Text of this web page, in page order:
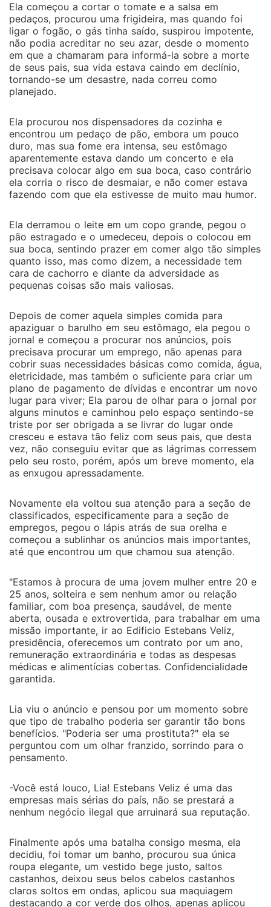
Ela começou a cortar o tomate e a salsa em
pedaços, procurou uma frigideira, mas quando foi
ligar o fogão, o gás tinha saído, suspirou impotente,
não podia acreditar no seu azar, desde o momento
em que a chamaram para informá-la sobre a morte
de seus pais, sua vida estava caindo em declínio,
tornando-se um desastre, nada correu como
planejado.
Ela procurou nos dispensadores da cozinha e
encontrou um pedaço de pão, embora um pouco
duro, mas sua fome era intensa, seu estômago
aparentemente estava dando um concerto e ela
precisava colocar algo em sua boca, caso contrário
ela corria o risco de desmaiar, e não comer estava
fazendo com que ela estivesse de muito mau humor.
Ela derramou o leite em um copo grande, pegou o
pão estragado e o umedeceu, depois o colocou em
sua boca, sentindo prazer em comer algo tão simples
quanto isso, mas como dizem, a necessidade tem
cara de cachorro e diante da adversidade as
pequenas coisas são mais valiosas.
Depois de comer aquela simples comida para
apaziguar o barulho em seu estômago, ela pegou o
jornal e começou a procurar nos anúncios, pois
precisava procurar um emprego, não apenas para
cobrir suas necessidades básicas como comida, água,
eletricidade, mas também o suficiente para criar um
plano de pagamento de dívidas e encontrar um novo
lugar para viver; Ela parou de olhar para o jornal por
alguns minutos e caminhou pelo espaço sentindo-se
triste por ser obrigada a se livrar do lugar onde
cresceu e estava tão feliz com seus pais, que desta
vez, não conseguiu evitar que as lágrimas corressem
pelo seu rosto, porém, após um breve momento, ela
as enxugou apressadamente.
Novamente ela voltou sua atenção para a seção de
classificados, especificamente para a seção de
empregos, pegou o lápis atrás de sua orelha e
começou a sublinhar os anúncios mais importantes,
até que encontrou um que chamou sua atenção.
"Estamos à procura de uma jovem mulher entre 20 e
25 anos, solteira e sem nenhum amor ou relação
familiar, com boa presença, saudável, de mente
aberta, ousada e extrovertida, para trabalhar em uma
missão importante, ir ao Edificio Estebans Veliz,
presidência, oferecemos um contrato por um ano,
remuneração extraordinária e todas as despesas
médicas e alimentícias cobertas. Confidencialidade
garantida.
Lia viu o anúncio e pensou por um momento sobre
que tipo de trabalho poderia ser garantir tão bons
benefícios. "Poderia ser uma prostituta?" ela se
perguntou com um olhar franzido, sorrindo para o
pensamento.
-Você está louco, Lia! Estebans Veliz é uma das
empresas mais sérias do país, não se prestará a
nenhum negócio ilegal que arruinará sua reputação.
Finalmente após uma batalha consigo mesma, ela
decidiu, foi tomar um banho, procurou sua única
roupa elegante, um vestido bege justo, saltos
castanhos, deixou seus belos cabelos castanhos
claros soltos em ondas, aplicou sua maquiagem
destacando a cor verde dos olhos, apenas aplicou